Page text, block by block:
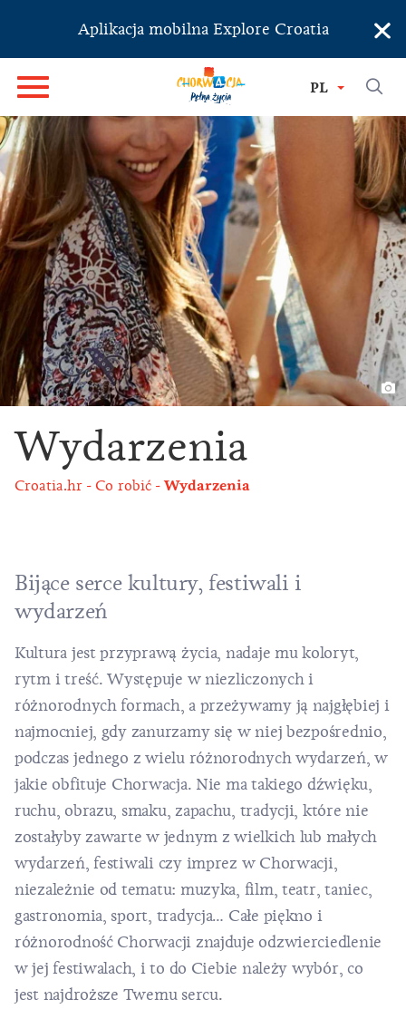
Aplikacja mobilna Explore Croatia ×
PL
Wydarzenia
Croatia.hr Co robić Wydarzenia
Bijące serce kultury, festiwali i
wydarzeń
Kultura jest przyprawą życia, nadaje mu koloryt,
rytm i treść. Występuje w niezliczonych i
różnorodnych formach, a przeżywamy ją najgłębiej i
najmocniej, gdy zanurzamy się w niej bezpośrednio,
podczas jednego z wielu różnorodnych wydarzeń, w
jakie obfituje Chorwacja. Nie ma takiego dźwięku,
ruchu, obrazu, smaku, zapachu, tradycji, które nie
zostałyby zawarte w jednym z wielkich lub małych
wydarzeń, festiwali czy imprez w Chorwacji,
niezależnie od tematu: muzyka, film, teatr, taniec,
gastronomia, sport, tradycja… Całe piękno i
różnorodność Chorwacji znajduje odzwierciedlenie
w jej festiwalach, i to do Ciebie należy wybór, co
jest najdroższe Twemu sercu.